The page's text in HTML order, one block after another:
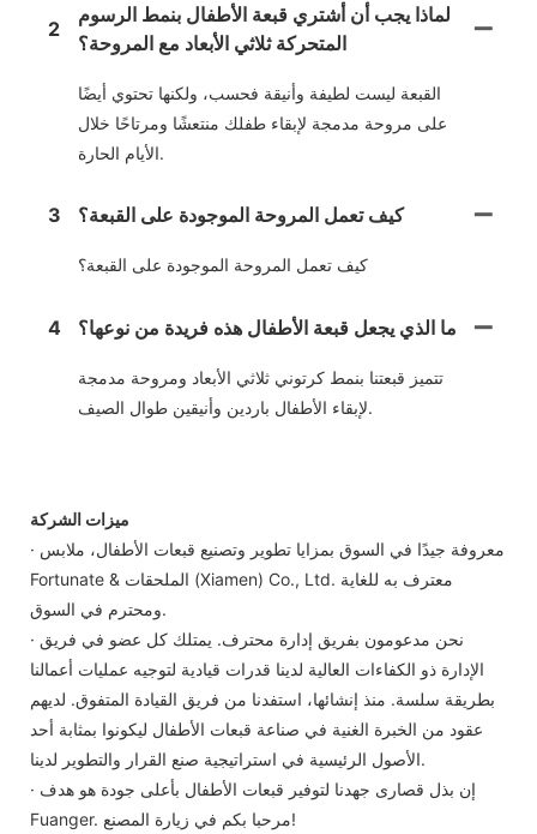
2
لماذا يجب أن أشتري قبعة الأطفال بنمط الرسوم
المتحركة ثلاثي الأبعاد مع المروحة؟
القبعة ليست لطيفة وأنيقة فحسب، ولكنها تحتوي أيضًا
على مروحة مدمجة لإبقاء طفلك منتعشًا ومرتاحًا خلال
الأيام الحارة.
3 كيف تعمل المروحة الموجودة على القبعة؟
كيف تعمل المروحة الموجودة على القبعة؟
4 ما الذي يجعل قبعة الأطفال هذه فريدة من نوعها؟
تتميز قبعتنا بنمط كرتوني ثلاثي الأبعاد ومروحة مدمجة
لإبقاء الأطفال باردين وأنيقين طوال الصيف.
ميزات الشركة
· معروفة جيدًا في السوق بمزايا تطوير وتصنيع قبعات الأطفال، ملابس
Fortunate & الملحقات (Xiamen) Co., Ltd. معترف به للغاية
ومحترم في السوق.
· نحن مدعومون بفريق إدارة محترف. يمتلك كل عضو في فريق
الإدارة ذو الكفاءات العالية لدينا قدرات قيادية لتوجيه عمليات أعمالنا
بطريقة سلسة. منذ إنشائها، استفدنا من فريق القيادة المتفوق. لديهم
عقود من الخبرة الغنية في صناعة قبعات الأطفال ليكونوا بمثابة أحد
الأصول الرئيسية في استراتيجية صنع القرار والتطوير لدينا.
· إن بذل قصارى جهدنا لتوفير قبعات الأطفال بأعلى جودة هو هدف
Fuanger. مرحبا بكم في زيارة المصنع!